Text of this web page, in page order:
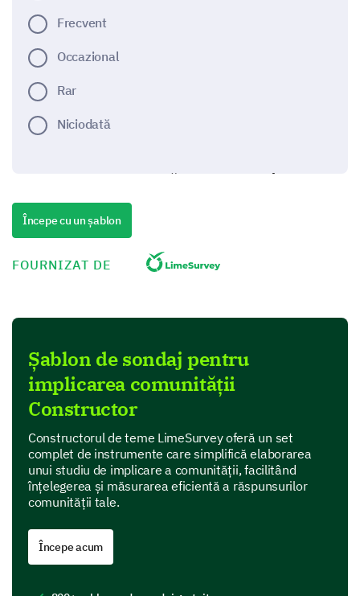
Frecvent
Occazional
Rar
Niciodată
Cum ai evalua nivelul tău de implicare în
Opțiuni:
- Implicat
- Foarte deloc implicat
Întâlniri comunitare
Inițiative la nivel comunitar (de exemplu, evenimente
Discuții online
Întâlniri sociale
Percepția comunității și îmbunătățirea ei
Începe cu un șablon
FOURNIZAT DE
Șablon de sondaj pentru
implicarea comunității
Constructor
Constructorul de teme LimeSurvey oferă un set
complet de instrumente care simplifică elaborarea
unui studiu de implicare a comunității, facilitând
înțelegerea și măsurarea eficientă a răspunsurilor
comunității tale.
Începe acum